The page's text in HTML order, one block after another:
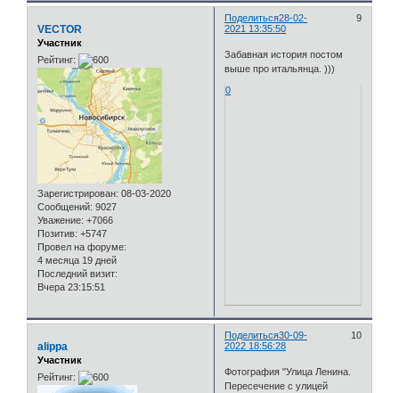
Поделиться 9
28-02-
2021 13:35:50
VECTOR
Участник
Рейтинг:
Зарегистрирован: 08-03-2020
Сообщений: 9027
Уважение: +7066
Позитив: +5747
Провел на форуме:
4 месяца 19 дней
Последний визит:
Вчера 23:15:51
Забавная история постом
выше про итальянца. )))
0
Поделиться 10
30-09-
2022 18:56:28
alippa
Участник
Рейтинг:
Фотография "Улица Ленина.
Пересечение с улицей